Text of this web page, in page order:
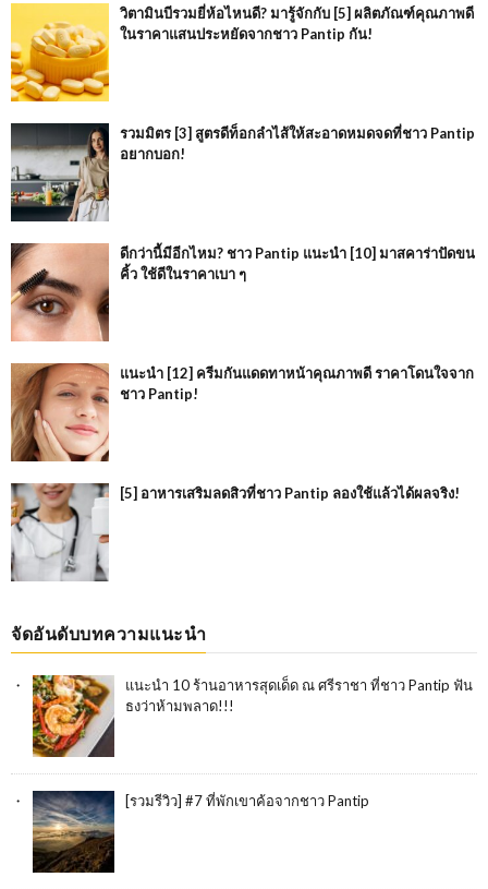
วิตามินบีรวมยี่ห้อไหนดี? มารู้จักกับ [5] ผลิตภัณฑ์คุณภาพดี
ในราคาแสนประหยัดจากชาว Pantip กัน!
รวมมิตร [3] สูตรดีท็อกลำไส้ให้สะอาดหมดจดที่ชาว Pantip
อยากบอก!
ดีกว่านี้มีอีกไหม? ชาว Pantip แนะนำ [10] มาสคาร่าปัดขน
คิ้ว ใช้ดีในราคาเบา ๆ
แนะนำ [12] ครีมกันแดดทาหน้าคุณภาพดี ราคาโดนใจจาก
ชาว Pantip!
[5] อาหารเสริมลดสิวที่ชาว Pantip ลองใช้แล้วได้ผลจริง!
จัดอันดับบทความแนะนำ
แนะนำ 10 ร้านอาหารสุดเด็ด ณ ศรีราชา ที่ชาว Pantip ฟัน
ธงว่าห้ามพลาด!!!
[รวมรีวิว] #7 ที่พักเขาค้อจากชาว Pantip